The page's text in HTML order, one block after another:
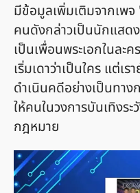
มีข้อมูลเพิ่มเติมจากเพจ
คนดังกล่าวเป็นนักแสด
เป็นเพื่อนพระเอกในละ
เริ่มเดาว่าเป็นใคร แต่เ
ดำเนินคดีอย่างเป็นทา
ให้คนในวงการบันเทิงร
กฎหมาย